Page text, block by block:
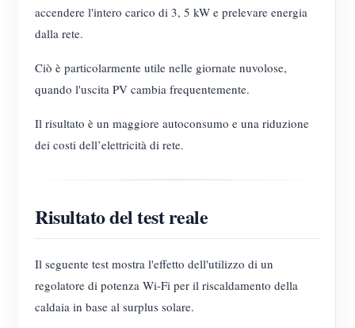
accendere l'intero carico di 3, 5 kW e prelevare energia
dalla rete.
Ciò è particolarmente utile nelle giornate nuvolose,
quando l'uscita PV cambia frequentemente.
Il risultato è un maggiore autoconsumo e una riduzione
dei costi dell’elettricità di rete.
Risultato del test reale
Il seguente test mostra l'effetto dell'utilizzo di un
regolatore di potenza Wi-Fi per il riscaldamento della
caldaia in base al surplus solare.